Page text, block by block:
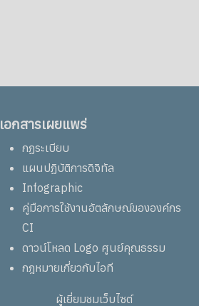
เอกสารเผยแพร่
กฏระเบียบ
แผนปฏิบัติการดิจิทัล
Infographic
คู่มือการใช้งานอัตลักษณ์ขององค์กร
CI
ดาวน์โหลด Logo ศูนย์คุณธรรม
กฎหมายเกี่ยวกับไอที
ผู้เยี่ยมชมเว็บไซต์